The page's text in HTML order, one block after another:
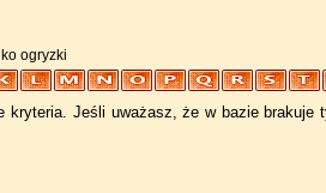
ogryzki
kryteria. Jeśli uważasz, że w bazie brakuje